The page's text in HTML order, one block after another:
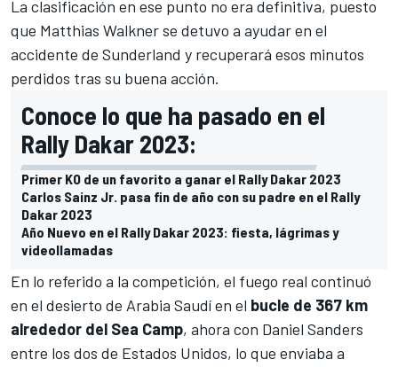
La clasificación en ese punto no era definitiva, puesto
que Matthias Walknerse detuvo a ayudar en el
accidente de Sunderland y recuperará esos minutos
perdidos tras su buena acción.
Conoce lo que ha pasado en el
Rally Dakar 2023:
Primer KO de un favorito a ganar el Rally Dakar 2023
Carlos Sainz Jr. pasa fin de año con su padre en el Rally
Dakar 2023
Año Nuevo en el Rally Dakar 2023: fiesta, lágrimas y
videollamadas
En lo referido a la competición, el fuego real continuó
en el desierto de Arabia Saudí en el bucle de 367 km
alrededor del Sea Camp, ahora con Daniel Sanders
entre los dos de Estados Unidos, lo que enviaba a